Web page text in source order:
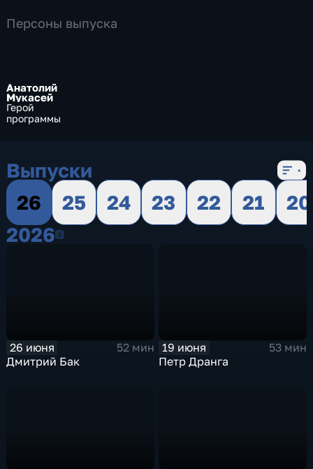
Персоны выпуска
Анатолий
Мукасей
Герой
программы
Выпуски
26
25 24 23 22 21
20
20262026
26 июня
52 мин
Дмитрий Бак
19 июня
53 мин
Петр Дранга